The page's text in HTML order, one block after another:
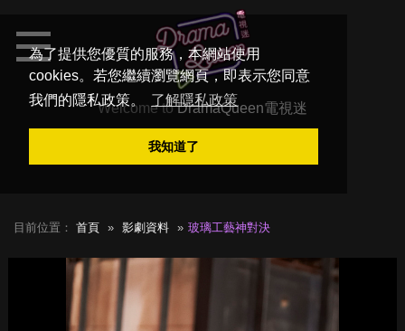
為了提供您優質的服務，本網站使用
cookies。若您繼續瀏覽網頁，即表示您同意
我們的隱私政策。
了解隱私政策
我知道了
Welcome toDramaQueen電視迷
目前位置： 首頁 影劇資料 玻璃工藝神對決